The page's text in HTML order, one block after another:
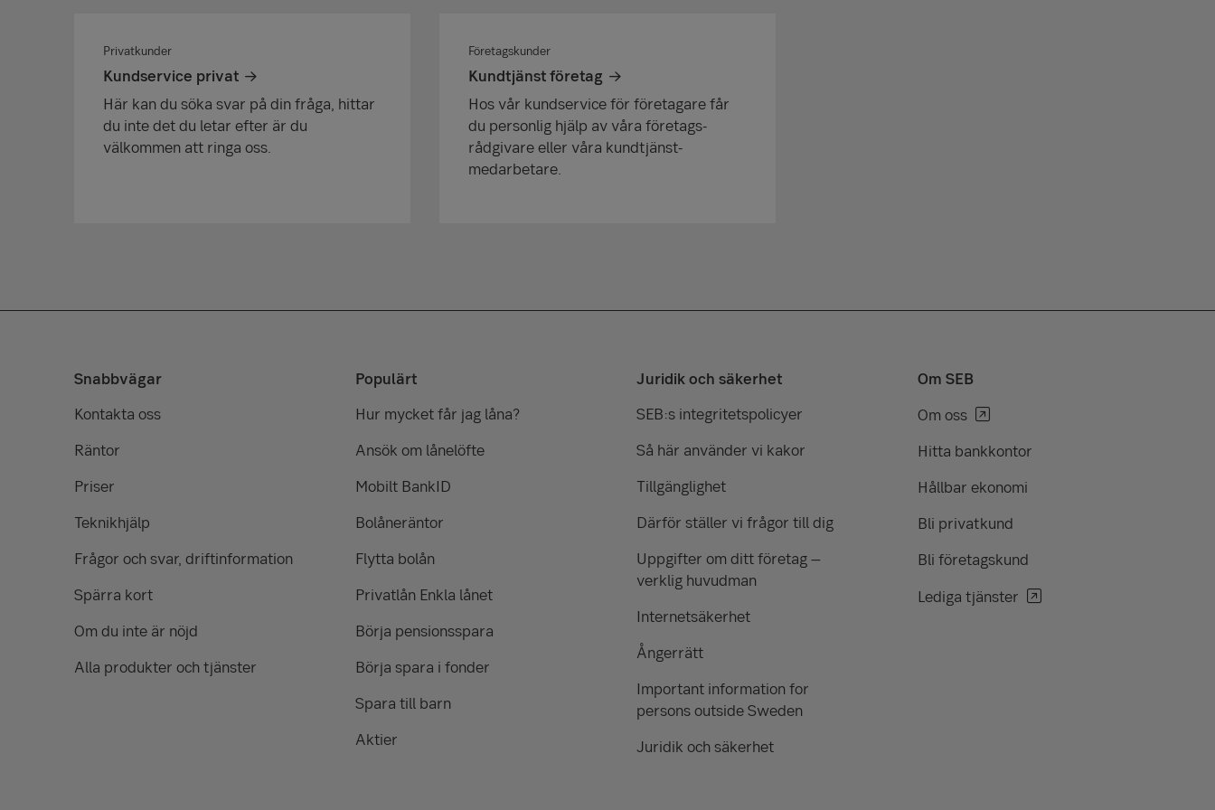
Privatkunder
Kundservice privat
Här kan du söka svar på din fråga, hittar
du inte det du letar efter är du
välkommen att ringa oss.
Företagskunder
Kundtjänst företag
Hos vår kundservice för företagare får
du personlig hjälp av våra företags­
rådgivare eller våra kundtjänst­
medarbetare.
Snabbvägar
Kontakta oss
Räntor
Priser
Teknikhjälp
Frågor och svar, driftinformation
Spärra kort
Om du inte är nöjd
Alla produkter och tjänster
Populärt
Hur mycket får jag låna?
Ansök om lånelöfte
Mobilt BankID
Bolåneräntor
Flytta bolån
Privatlån Enkla lånet
Börja pensionsspara
Börja spara i fonder
Spara till barn
Aktier
Juridik och säkerhet
SEB:s integritetspolicyer
Så här använder vi kakor
Tillgänglighet
Därför ställer vi frågor till dig
Uppgifter om ditt företag –
verklig huvudman
Internetsäkerhet
Ångerrätt
Important information for
persons outside Sweden
Juridik och säkerhet
Om SEB
Om oss
Hitta bankkontor
Hållbar ekonomi
Bli privatkund
Bli företagskund
Lediga tjänster